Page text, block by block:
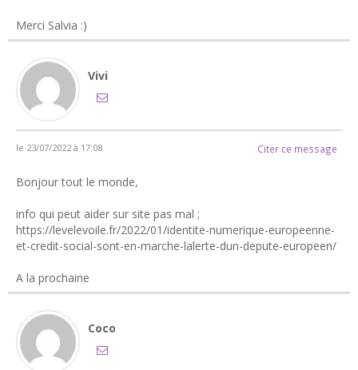
Merci Salvia :)
Vivi
le 23/07/2022 à 17:08 Citer ce message
Bonjour tout le monde,
info qui peut aider sur site pas mal ;
https://levelevoile.fr/2022/01/identite-numerique-europeenne-
et-credit-social-sont-en-marche-lalerte-dun-depute-europeen/
A la prochaine
Coco